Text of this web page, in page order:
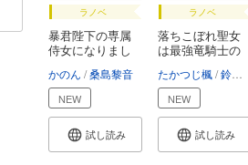
ラノベ
暴君陛下の専属
侍女になりまし
かのん 桑島黎音
NEW
試し読み
ラノベ
落ちこぼれ聖女
は最強竜騎士の
たかつじ楓 鈴ノ助
NEW
試し読み